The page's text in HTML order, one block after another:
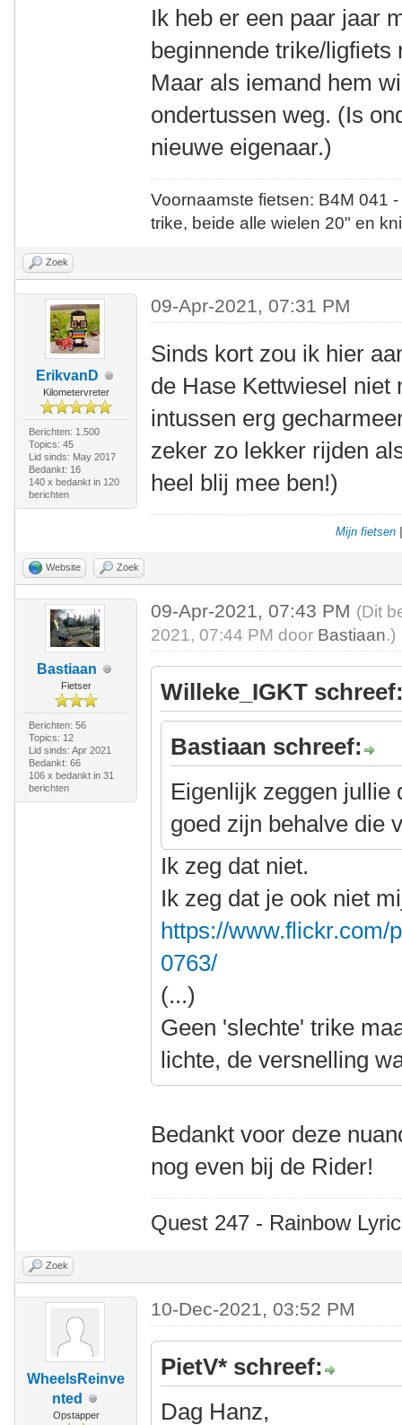
Ik heb er een paar jaar
beginnende trike/ligfiets
Maar als iemand hem
ondertussen weg. (Is
nieuwe eigenaar.)
Voornaamste fietsen: B4M
trike, beide alle wielen 20" en
Zoek
ErikvanD
Kilometervreter
Berichten: 1.500
Topics: 45
Lid sinds: May 2017
Bedankt: 16
140 x bedankt in 120
berichten
09-Apr-2021, 07:31 PM
Sinds kort zou ik hier
de Hase Kettwiesel niet
intussen erg
zeker zo lekker rijden
heel blij mee ben!)
Mijn fietsen
Website Zoek
Bastiaan
Fietser
Berichten: 56
Topics: 12
Lid sinds: Apr 2021
Bedankt: 66
106 x bedankt in 31
berichten
09-Apr-2021, 07:43 PM (Dit
2021, 07:44 PM door Bastiaan.)
Willeke_IGKT
Bastiaan schreef:
Eigenlijk zeggen jullie
goed zijn behalve die
Ik zeg dat niet.
Ik zeg dat je ook niet
https://www.flickr.com/
0763/
(...)
Geen 'slechte' trike
lichte, de versnelling
Bedankt voor deze
nog even bij de Rider!
Quest 247 - Rainbow
Zoek
WheelsReinve
nted
Opstapper
10-Dec-2021, 03:52 PM
PietV* schreef:
Dag Hanz,